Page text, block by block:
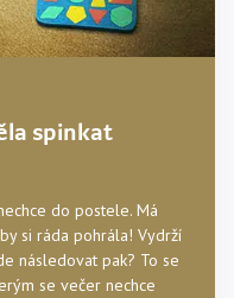
spinkat
do postele. Má
si ráda pohrála! Vydrží
následovat pak? To se
se večer nechce